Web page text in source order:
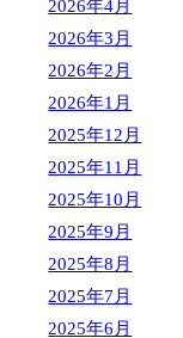
2026年4月
2026年3月
2026年2月
2026年1月
2025年12月
2025年11月
2025年10月
2025年9月
2025年8月
2025年7月
2025年6月